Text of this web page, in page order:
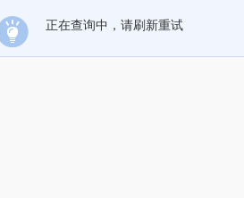
正在查询中，请刷新重试